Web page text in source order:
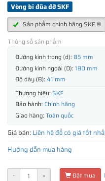
Vòng bi đũa đỡ SKF
Sản phẩm chính hãng SKF ®
Thông số sản phẩm
Đường kính trong (d): 85 mm
Đường kính ngoài (D): 180 mm
Độ dày (B): 41 mm
Thương hiệu: SKF
Bảo hành: Chính hãng
Giao hàng: Toàn quốc
Giá bán: Liên hệ để có giá tốt
Hướng dẫn mua hàng
- + Đặt mua